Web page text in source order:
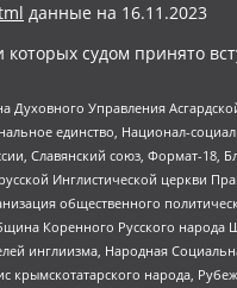
данные на 16.11.2023
судом принято
Управления
единство, Национал-
Славянский союз, Формат-
Инглистической церкви
общественного
Коренного Русского
инглиизма, Народная
народа,